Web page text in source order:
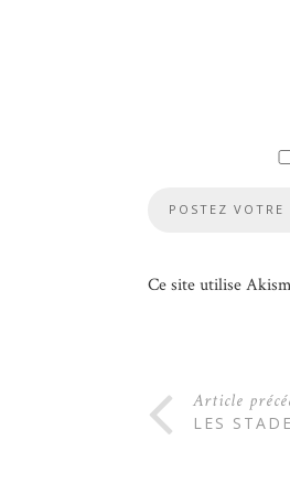
Ce site utilise
Article
LES